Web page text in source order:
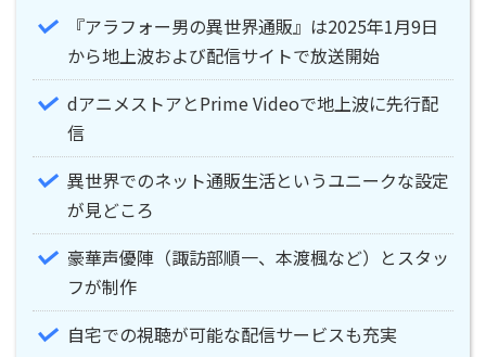
『アラフォー男の異世界通販』は2025年1月9日
から地上波および配信サイトで放送開始
dアニメストアとPrime Videoで地上波に先行配
信
異世界でのネット通販生活というユニークな設定
が見どころ
豪華声優陣（諏訪部順一、本渡楓など）とスタッ
フが制作
自宅での視聴が可能な配信サービスも充実